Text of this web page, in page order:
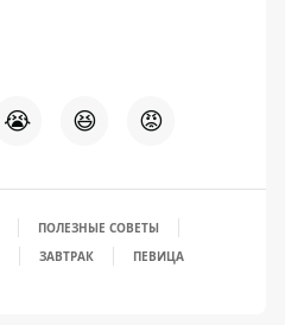
😭 😆 😡
ПОЛЕЗНЫЕ СОВЕТЫ
ЗАВТРАК ПЕВИЦА